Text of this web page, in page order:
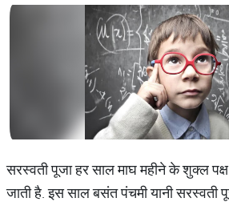
सरस्वती पूजा हर साल माघ महीने के शुक्ल पक्ष
जाती है. इस साल बसंत पंचमी यानी सरस्वती